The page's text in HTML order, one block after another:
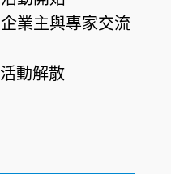
業主與專家交流
動解散